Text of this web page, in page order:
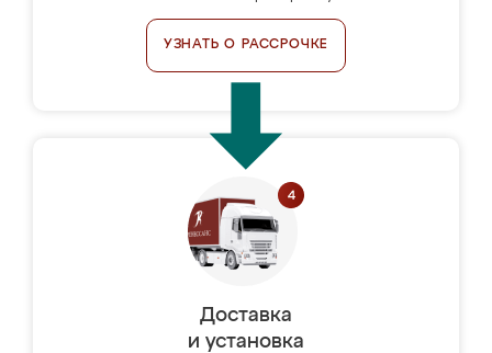
УЗНАТЬ О РАССРОЧКЕ
Доставка
и установка